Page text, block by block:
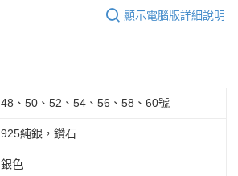
顯示電腦版詳細說明
48、50、52、54、56、58、60號
925純銀，鑽石
銀色